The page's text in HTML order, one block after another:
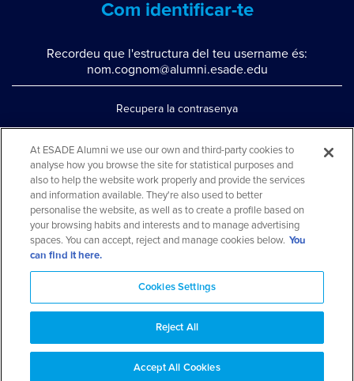
Com identificar-te
Recordeu que l'estructura del teu username és:
nom.cognom@alumni.esade.edu
Recupera la contrasenya
Contacta'ns per whatsapp
Teléfono: 93 553 02 17
© 2026 ESADE Alumni. Tots els drets reservats
At ESADE Alumni we use our own and third-party cookies to
analyse how you browse the site for statistical purposes and
also to help the website work properly and provide the services
and information available. They're also used to better
personalise the website, as well as to create a profile based on
your browsing habits and interests and to manage advertising
spaces. You can accept, reject and manage cookies below. You
can find it here.
Cookies Settings
Reject All
Accept All Cookies